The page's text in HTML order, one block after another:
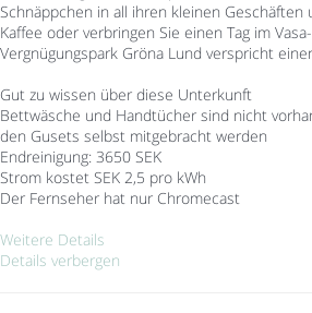
Schnäppchen in all ihren kleinen Geschäften
Kaffee oder verbringen Sie einen Tag im
Vergnügungspark Gröna Lund verspricht
Gut zu wissen über diese Unterkunft
Bettwäsche und Handtücher sind nicht
den Gusets selbst mitgebracht werden
Endreinigung: 3650 SEK
Strom kostet SEK 2,5 pro kWh
Der Fernseher hat nur Chromecast
Weitere Details
Details verbergen